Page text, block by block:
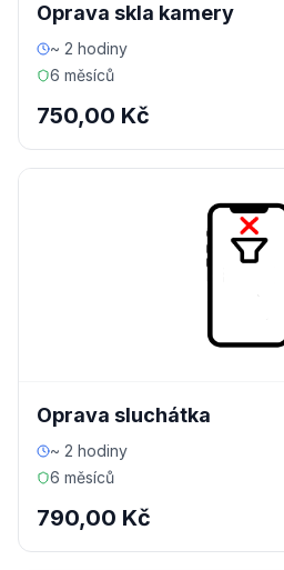
Oprava skla kamery
~ 2 hodiny
6 měsíců
750,00 Kč
Oprava sluchátka
~ 2 hodiny
6 měsíců
790,00 Kč